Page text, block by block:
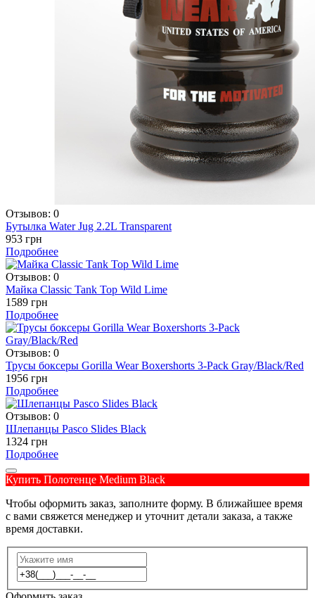
Отзывов: 0
Бутылка Water Jug 2.2L Transparent
953 грн
Подробнее
Отзывов: 0
Майка Classic Tank Top Wild Lime
1589 грн
Подробнее
Отзывов: 0
Трусы боксеры Gorilla Wear Boxershorts 3-Pack Gray/Black/Red
1956 грн
Подробнее
Отзывов: 0
Шлепанцы Pasco Slides Black
1324 грн
Подробнее
Купить Полотенце Medium Black
Чтобы оформить заказ, заполните форму. В ближайшее время
с вами свяжется менеджер и уточнит детали заказа, а также
время доставки.